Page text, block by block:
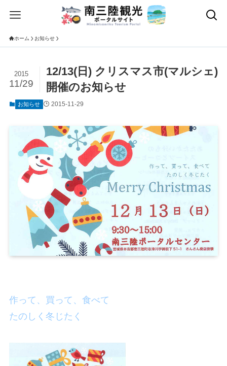
ホーム お知らせ
12/13(日) クリスマス市(マルシェ)
開催のお知らせ
2015
11/29
お知らせ 2015-11-29
作って、買って、食べて
たのしく冬じたく